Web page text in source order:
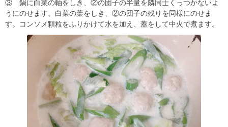
③ 鍋に白菜の軸をしき、②の団子の半量を隣同士くっつかないよ
うにのせます。白菜の葉をしき、②の団子の残りを同様にのせま
す。コンソメ顆粒をふりかけて水を加え、蓋をして中火で煮ます。